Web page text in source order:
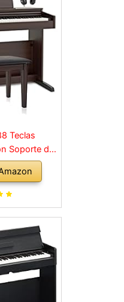
Teclas
Soporte de
Palisandro